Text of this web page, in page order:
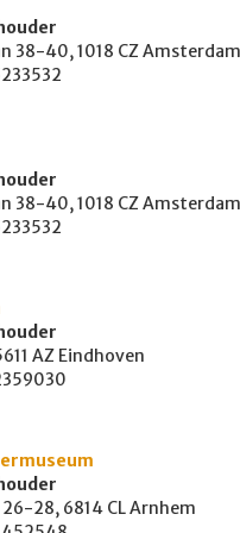
38-40, 1018 CZ Amsterdam
38-40, 1018 CZ Amsterdam
AZ Eindhoven
28, 6814 CL Arnhem